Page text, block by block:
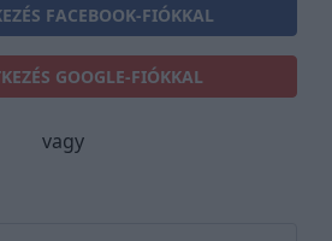
FACEBOOK-FIÓKKAL
GOOGLE-FIÓKKAL
vagy